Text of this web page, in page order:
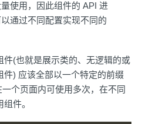
使用，因此组件的 API 进
通过不同配置实现不同的
件(也就是展示类的、无逻辑的或
) 应该全部以一个特定的前缀
个页面内可使用多次，在不同
件。